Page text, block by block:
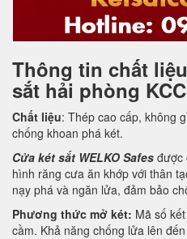
Thông tin chất
sắt hải phòng
Chất liệu: Thép cao cấp, không
chống khoan phá két.
Cửa két sắt WELKO Safes được
hình răng cưa ăn khớp với thân
nạy phá và ngăn lửa, đảm bảo
Phương thức mở két: Mã số
cầm. Khả năng chống lửa lên